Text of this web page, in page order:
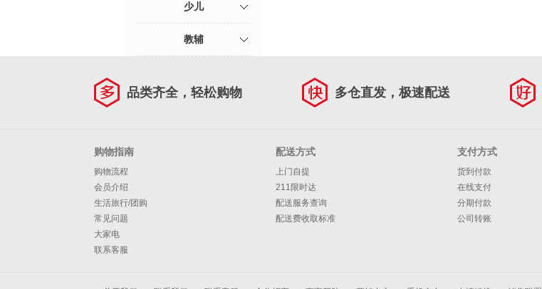
少儿
教辅
品类齐全，轻松购物 多仓直发，极速配送
购物指南
购物流程
会员介绍
生活旅行/团购
常见问题
大家电
联系客服
配送方式
上门自提
211限时达
配送服务查询
配送费收取标准
支付方式
货到付款
在线支付
分期付款
公司转账